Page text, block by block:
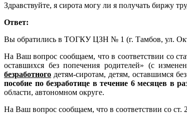
Здравствуйте, я сирота могу ли я получать биржу
Ответ:
Вы обратились в ТОГКУ ЦЗН № 1 (г. Тамбов, ул.
На Ваш вопрос сообщаем, что в соответствии со
оставшихся без попечения родителей» (с
безработного детям-сиротам, детям, оставшимся
пособие по безработице в течение 6 месяцев в
области, автономном округе.
На Ваш вопрос сообщаем, что в соответствии со